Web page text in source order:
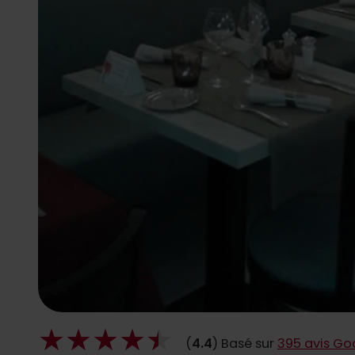
(4.4) Basé sur 395 avis